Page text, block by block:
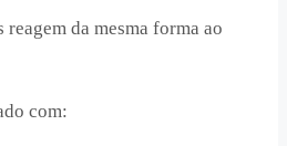
da mesma forma ao
com: